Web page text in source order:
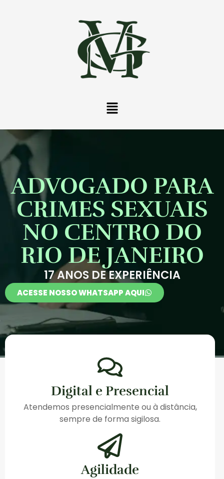
ADVOGADO PARA
CRIMES SEXUAIS
NO CENTRO DO
RIO DE JANEIRO
17 ANOS DE EXPERIÊNCIA
ACESSE NOSSO WHATSAPP AQUI
Digital e Presencial
Atendemos presencialmente ou à distância,
sempre de forma sigilosa.
Agilidade